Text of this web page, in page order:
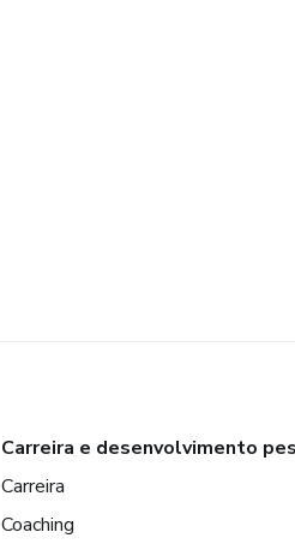
Carreira e desenvolvimento
Carreira
Coaching